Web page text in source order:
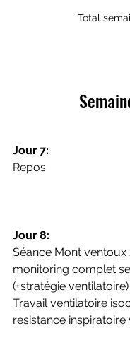
Total
Jour 7:
Repos
Jour 8:
Séance Mont ventoux
monitoring complet
(+stratégie ventilatoire)
Travail ventilatoire
resistance inspiratoire